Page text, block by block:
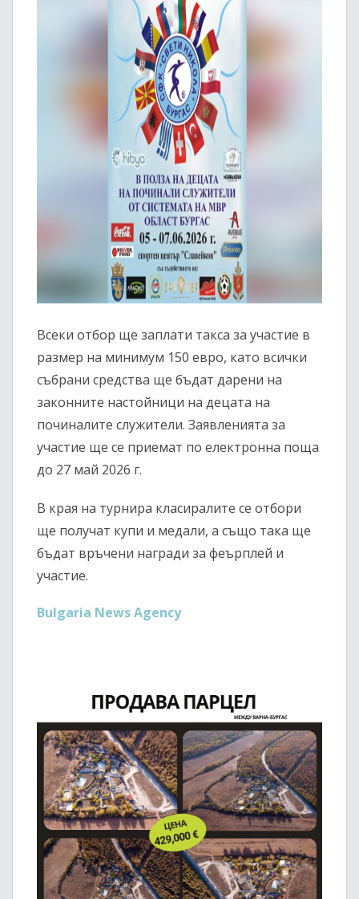
Всеки отбор ще заплати такса за участие в
размер на минимум 150 евро, като всички
събрани средства ще бъдат дарени на
законните настойници на децата на
починалите служители. Заявленията за
участие ще се приемат по електронна поща
до 27 май 2026 г.
В края на турнира класиралите се отбори
ще получат купи и медали, а също така ще
бъдат връчени награди за феърплей и
участие.
Bulgaria News Agency